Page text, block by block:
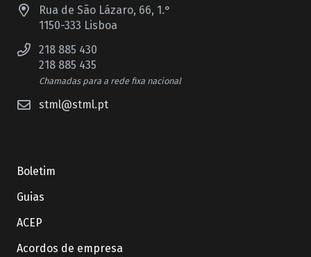
Rua de São Lázaro, 66, 1.°
1150-333 Lisboa
218 885 430
218 885 435
Chamadas para a rede fixa nacional
stml@stml.pt
Boletim
Guias
ACEP
Acordos de empresa